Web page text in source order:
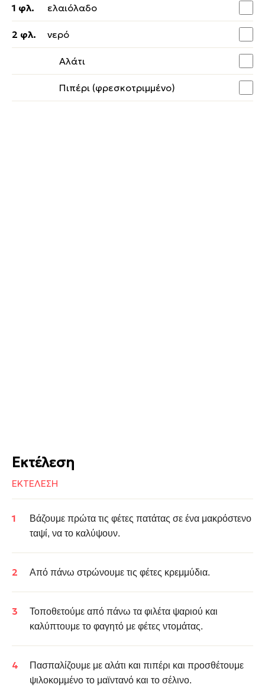
1 φλ. ελαιόλαδο
2 φλ. νερό
Αλάτι
Πιπέρι (φρεσκοτριμμένο)
Εκτέλεση
ΕΚΤΕΛΕΣΗ
Βάζουμε πρώτα τις φέτες πατάτας σε ένα μακρόστενο
ταψί, να το καλύψουν.
Από πάνω στρώνουμε τις φέτες κρεμμύδια.
Τοποθετούμε από πάνω τα φιλέτα ψαριού και
καλύπτουμε το φαγητό με φέτες ντομάτας.
Πασπαλίζουμε με αλάτι και πιπέρι και προσθέτουμε
ψιλοκομμένο το μαϊντανό και το σέλινο.